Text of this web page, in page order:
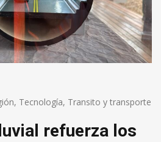
, Tecnología, Transito y transporte
refuerza los